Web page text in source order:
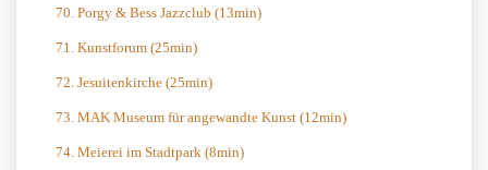
70. Porgy & Bess Jazzclub (13min)
71. Kunstforum (25min)
72. Jesuitenkirche (25min)
73. MAK Museum für angewandte Kunst (12min)
74. Meierei im Stadtpark (8min)